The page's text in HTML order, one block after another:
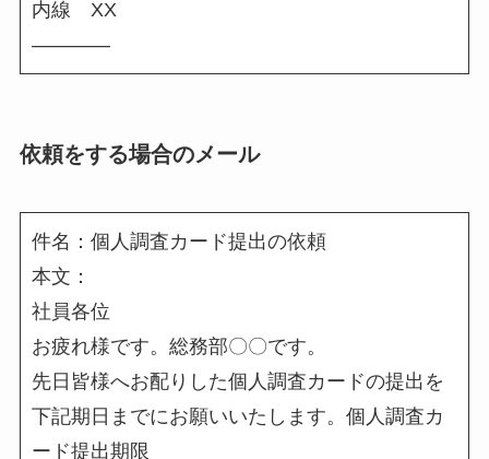
内線 XX
――――
依頼をする場合のメール
件名：個人調査カード提出の依頼
本文：
社員各位
お疲れ様です。総務部〇〇です。
先日皆様へお配りした個人調査カードの提出を
下記期日までにお願いいたします。個人調査カ
ード提出期限